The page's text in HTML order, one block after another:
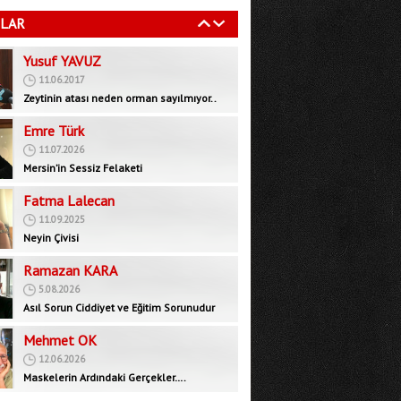
11.06.2017
Zeytinin atası neden orman sayılmıyor..
Emre Türk
11.07.2026
Mersin’in Sessiz Felaketi
Fatma Lalecan
11.09.2025
Neyin Çivisi
Ramazan KARA
5.08.2026
Asıl Sorun Ciddiyet ve Eğitim Sorunudur
Mehmet OK
12.06.2026
Maskelerin Ardındaki Gerçekler….
Bedrettin GÜNDEŞ
29.09.2025
İktidar muhalefeti devre dışı bırakarak yeni